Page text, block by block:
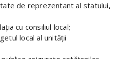
de reprezentant al statului,
cu consiliul local;
local al unităţii